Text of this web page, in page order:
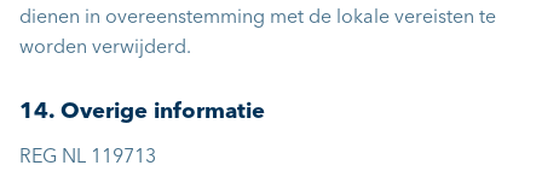
dienen in overeenstemming met de lokale vereisten te
worden verwijderd.
14. Overige informatie
REG NL 119713